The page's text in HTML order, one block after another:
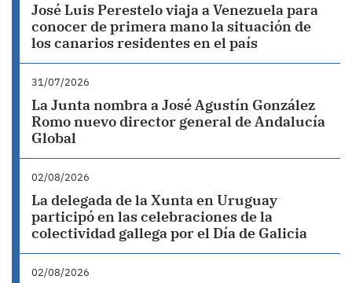
José Luis Perestelo viaja a Venezuela para
conocer de primera mano la situación de
los canarios residentes en el país
31/07/2026
La Junta nombra a José Agustín González
Romo nuevo director general de Andalucía
Global
02/08/2026
La delegada de la Xunta en Uruguay
participó en las celebraciones de la
colectividad gallega por el Día de Galicia
02/08/2026